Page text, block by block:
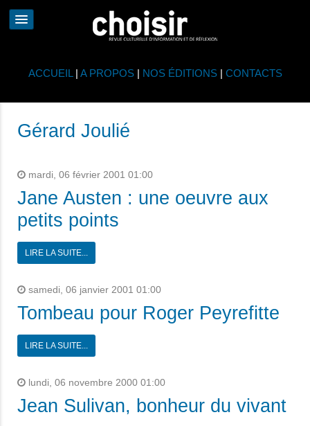
ACCUEIL | A PROPOS| NOS ÉDITIONS| CONTACTS
Gérard Joulié
mardi, 06 février 2001 01:00
Jane Austen : une oeuvre aux
petits points
LIRE LA SUITE...
samedi, 06 janvier 2001 01:00
Tombeau pour Roger Peyrefitte
LIRE LA SUITE...
lundi, 06 novembre 2000 01:00
Jean Sulivan, bonheur du vivant